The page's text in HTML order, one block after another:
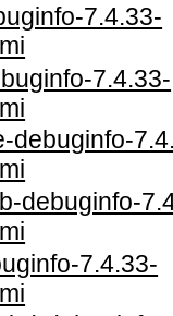
7.4.33-
7.4.33-
debuginfo-
debuginfo-
7.4.33-